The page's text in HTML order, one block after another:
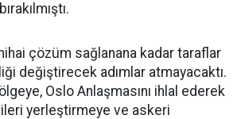
çözüm sağlanana kadar taraflar
değiştirecek adımlar atmayacaktı.
Oslo Anlaşmasını ihlal ederek
yerleştirmeye ve askeri